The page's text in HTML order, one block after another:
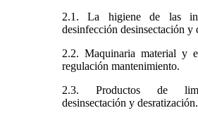
2.1. La higiene de las
desinfección desinsectación y
2.2. Maquinaria material y
regulación mantenimiento.
2.3. Productos de
desinsectación y desratización.